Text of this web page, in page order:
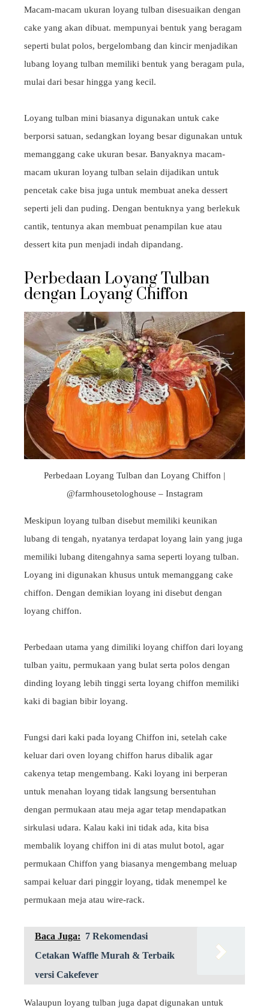
Macam-macam ukuran loyang tulban disesuaikan dengan
cake yang akan dibuat. mempunyai bentuk yang beragam
seperti bulat polos, bergelombang dan kincir menjadikan
lubang loyang tulban memiliki bentuk yang beragam pula,
mulai dari besar hingga yang kecil.
Loyang tulban mini biasanya digunakan untuk cake
berporsi satuan, sedangkan loyang besar digunakan untuk
memanggang cake ukuran besar. Banyaknya macam-
macam ukuran loyang tulban selain dijadikan untuk
pencetak cake bisa juga untuk membuat aneka dessert
seperti jeli dan puding. Dengan bentuknya yang berlekuk
cantik, tentunya akan membuat penampilan kue atau
dessert kita pun menjadi indah dipandang.
Perbedaan Loyang Tulban
dengan Loyang Chiffon
Perbedaan Loyang Tulban dan Loyang Chiffon |
@farmhousetologhouse – Instagram
Meskipun loyang tulban disebut memiliki keunikan
lubang di tengah, nyatanya terdapat loyang lain yang juga
memiliki lubang ditengahnya sama seperti loyang tulban.
Loyang ini digunakan khusus untuk memanggang cake
chiffon. Dengan demikian loyang ini disebut dengan
loyang chiffon.
Perbedaan utama yang dimiliki loyang chiffon dari loyang
tulban yaitu, permukaan yang bulat serta polos dengan
dinding loyang lebih tinggi serta loyang chiffon memiliki
kaki di bagian bibir loyang.
Fungsi dari kaki pada loyang Chiffon ini, setelah cake
keluar dari oven loyang chiffon harus dibalik agar
cakenya tetap mengembang. Kaki loyang ini berperan
untuk menahan loyang tidak langsung bersentuhan
dengan permukaan atau meja agar tetap mendapatkan
sirkulasi udara. Kalau kaki ini tidak ada, kita bisa
membalik loyang chiffon ini di atas mulut botol, agar
permukaan Chiffon yang biasanya mengembang meluap
sampai keluar dari pinggir loyang, tidak menempel ke
permukaan meja atau wire-rack.
Baca Juga: 7 Rekomendasi
Cetakan Waffle Murah & Terbaik
versi Cakefever
Walaupun loyang tulban juga dapat digunakan untuk